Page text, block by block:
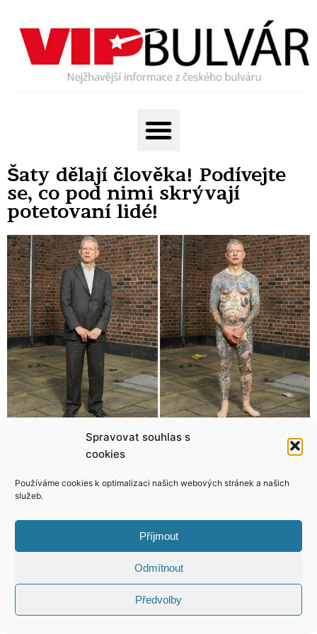
Spravovat souhlas s
cookies
Používáme cookies k optimalizaci našich webových stránek a našich
služeb.
Příjmout
Odmítnout
Předvolby
Šaty dělají člověka! Podívejte
se, co pod nimi skrývají
potetovaní lidé!
Písař přivezl Sibylu na koloběžce
KONTAKT
Copyright © 2026 VIP Bulvár, All Rights
Reserved